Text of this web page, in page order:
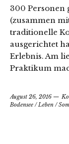
300 Personen
(zusammen
traditionelle
ausgerichtet
Erlebnis. Am
Praktikum
August 26, 2016
Bodensee /Leben /